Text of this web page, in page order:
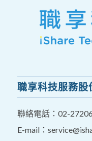
職享科技服務股
聯絡電話： 02-
E-mail：